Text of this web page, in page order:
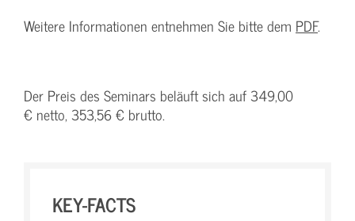
Weitere Informationen entnehmen Sie bitte dem PDF.
Der Preis des Seminars beläuft sich auf 349,00
€ netto, 353,56 € brutto.
KEY-FACTS